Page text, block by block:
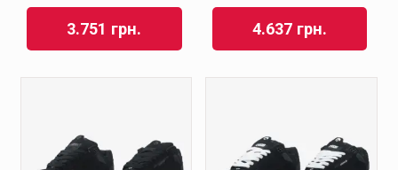
3.751 грн. 4.637 грн.